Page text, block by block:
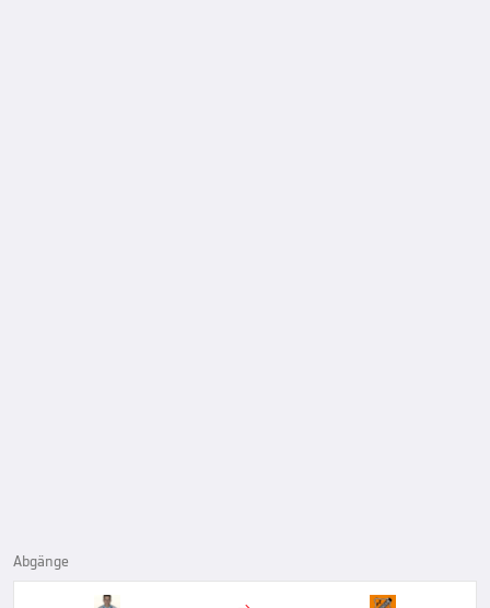
Abgänge